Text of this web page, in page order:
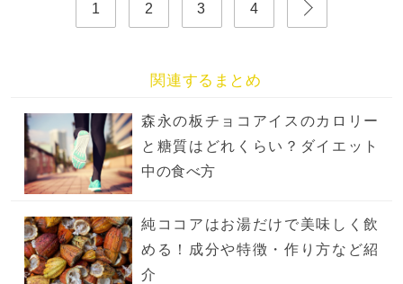
1 2 3 4
関連するまとめ
森永の板チョコアイスのカロリー
と糖質はどれくらい？ダイエット
中の食べ方
純ココアはお湯だけで美味しく飲
める！成分や特徴・作り方など紹
介